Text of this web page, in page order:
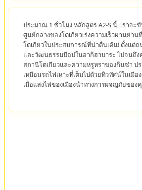
ประมาณ 1 ชั่วโมง หลักสูตร A2-S นี้, เราจะ
ศูนย์กลางของโตเกียวเร่งความเร็วผ่านย่า
โตเกียวในประสบการณ์ที่น่าตื่นเต้น! ตั้งแต่
และวัฒนธรรมป๊อปในอากิฮาบาระ ไปจนถึ
สถานีโตเกียวและความหรูหราของกินซ่า ป
เหมือนรถไฟเหาะที่เต็มไปด้วยทิวทัศน์ในเมื
เมื่อแสงไฟของเมืองนำทางการผจญภัยของ